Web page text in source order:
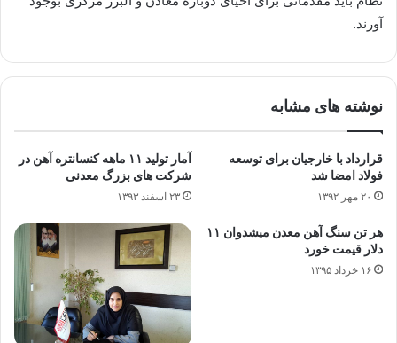
آورند.
نوشته های مشابه
قرارداد با خارجیان برای توسعه
فولاد امضا شد
۲۰ مهر ۱۳۹۲
آمار تولید ۱۱ ماهه کنسانتره آهن در
شرکت های بزرگ معدنی
۲۳ اسفند ۱۳۹۳
هر تن سنگ آهن معدن میشدوان ۱۱
دلار قیمت خورد
۱۶ خرداد ۱۳۹۵